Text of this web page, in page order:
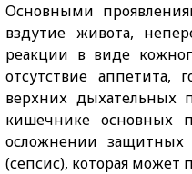
Основными
вздутие живота,
реакции в виде
отсутствие
верхних дыхательных
кишечнике основных
осложнении защитных
(сепсис), которая может